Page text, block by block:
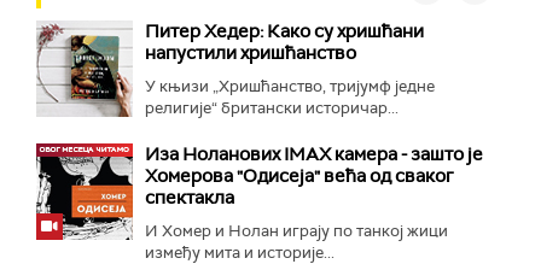
Питер Хедер: Како су хришћани
напустили хришћанство
У књизи „Хришћанство, тријумф једне
религије“ британски историчар...
Иза Ноланових IMAX камера - зашто је
Хомерова "Одисеја" већа од сваког
спектакла
И Хомер и Нолан играју по танкој жици
између мита и историје...